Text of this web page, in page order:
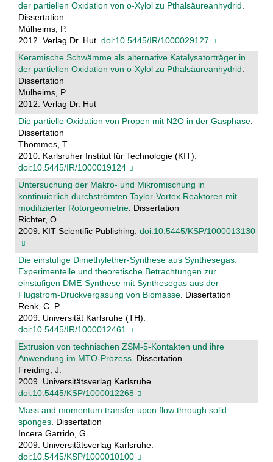
der partiellen Oxidation von o-Xylol zu Pthalsäureanhydrid.
Dissertation
Mülheims, P.
2012. Verlag Dr. Hut. doi:10.5445/IR/1000029127
Keramische Schwämme als alternative Katalysatorträger in
der partiellen Oxidation von o-Xylol zu Pthalsäureanhydrid.
Dissertation
Mülheims, P.
2012. Verlag Dr. Hut
Die partielle Oxidation von Propen mit N2O in der Gasphase.
Dissertation
Thömmes, T.
2010. Karlsruher Institut für Technologie (KIT).
doi:10.5445/IR/1000019124
Untersuchung der Makro- und Mikromischung in
kontinuierlich durchströmten Taylor-Vortex Reaktoren mit
modifizierter Rotorgeometrie. Dissertation
Richter, O.
2009. KIT Scientific Publishing. doi:10.5445/KSP/1000013130
Die einstufige Dimethylether-Synthese aus Synthesegas.
Experimentelle und theoretische Betrachtungen zur
einstufigen DME-Synthese mit Synthesegas aus der
Flugstrom-Druckvergasung von Biomasse. Dissertation
Renk, C. P.
2009. Universität Karlsruhe (TH).
doi:10.5445/IR/1000012461
Extrusion von technischen ZSM-5-Kontakten und ihre
Anwendung im MTO-Prozess. Dissertation
Freiding, J.
2009. Universitätsverlag Karlsruhe.
doi:10.5445/KSP/1000012268
Mass and momentum transfer upon flow through solid
sponges. Dissertation
Incera Garrido, G.
2009. Universitätsverlag Karlsruhe.
doi:10.5445/KSP/1000010100